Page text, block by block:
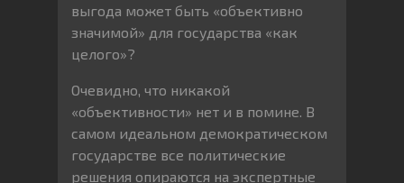
выгода может быть «объективно
значимой» для государства «как
целого»?
Очевидно, что никакой
«объективности» нет и в помине. В
самом идеальном демократическом
государстве все политические
решения опираются на экспертные